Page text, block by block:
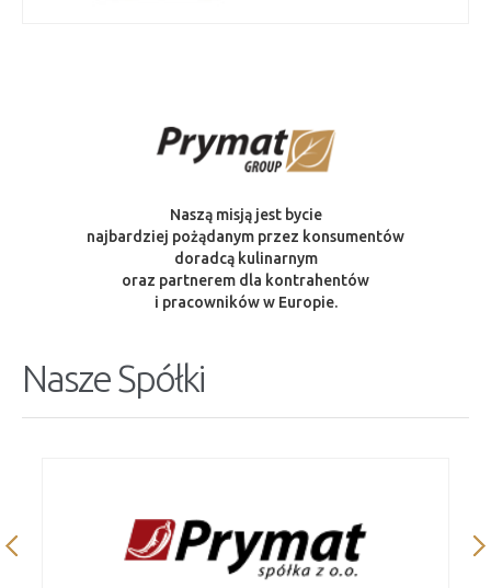
Naszą misją jest bycie
najbardziej pożądanym przez konsumentów
doradcą kulinarnym
oraz partnerem dla kontrahentów
i pracowników w Europie.
Nasze Spółki